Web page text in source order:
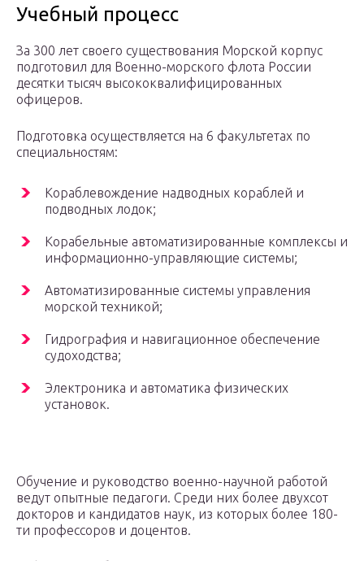
Учебный процесс
За 300 лет своего существования Морской корпус
подготовил для Военно-морского флота России
десятки тысяч высококвалифицированных
офицеров.
Подготовка осуществляется на 6 факультетах по
специальностям:
Кораблевождение надводных кораблей и
подводных лодок;
Корабельные автоматизированные комплексы и
информационно-управляющие системы;
Автоматизированные системы управления
морской техникой;
Гидрография и навигационное обеспечение
судоходства;
Электроника и автоматика физических
установок.
Обучение и руководство военно-научной работой
ведут опытные педагоги. Среди них более двухсот
докторов и кандидатов наук, из которых более 180-
ти профессоров и доцентов.